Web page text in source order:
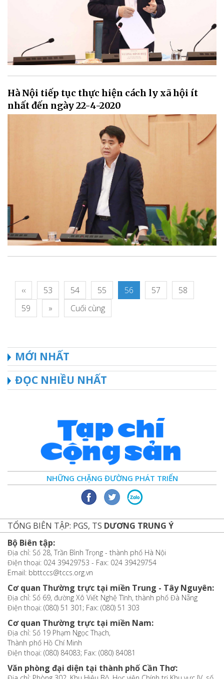
Hà Nội tiếp tục thực hiện cách ly xã hội ít
nhất đến ngày 22-4-2020
‹‹ 53 54 55 56 57
58
59
» Cuối cùng
MỚI NHẤT
ĐỌC NHIỀU NHẤT
NHỮNG CHẶNG ĐƯỜNG PHÁT TRIỂN
TỔNG BIÊN TẬP: PGS, TS DƯƠNG TRUNG Ý
Bộ Biên tập:
Địa chỉ: Số 28, Trần Bình Trọng - thành phố Hà Nội
Điện thoại: 024 39429753 - Fax: 024 39429754
Email: bbttccs@tccs.org.vn
Cơ quan Thường trực tại miền Trung - Tây Nguyên:
Địa chỉ: Số 69, đường Xô Viết Nghệ Tĩnh, thành phố Đà Nẵng
Điện thoại: (080) 51 301; Fax: (080) 51 303
Cơ quan Thường trực tại miền Nam:
Địa chỉ: Số 19 Phạm Ngọc Thạch,
Thành phố Hồ Chí Minh
Điện thoại: (080) 84083; Fax: (080) 84081
Văn phòng đại diện tại thành phố Cần Thơ: